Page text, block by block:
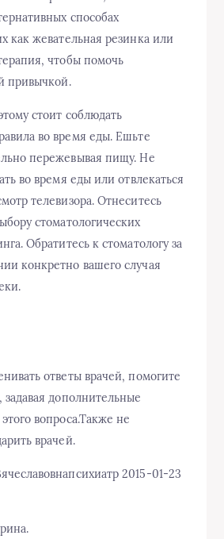
способах
как жевательная резинка или
чтобы помочь
привычкой.
стоит соблюдать
во время еды. Ешьте
пережевывая пищу. Не
во время еды или отвлекаться
телевизора. Отнеситесь
стоматологических
Обратитесь к стоматологу за
конкретно вашего случая
ответы врачей, помогите
дополнительные
вопроса.Также не
врачей.
2015-01-23